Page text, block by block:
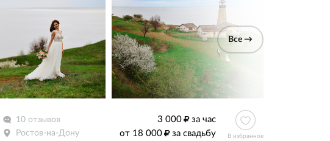
Все →
10 отзывов
Ростов-на-Дону
3 000
за час
от 18 000
за свадьбу В избранное